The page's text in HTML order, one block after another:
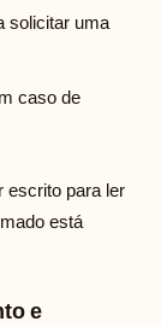
solicitar uma
caso de
escrito para ler
está
e